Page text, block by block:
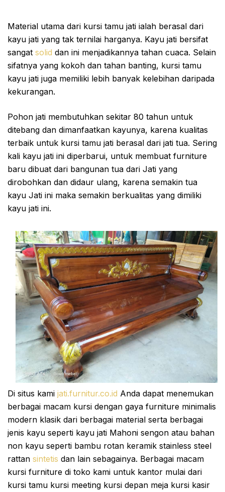
Material utama dari kursi tamu jati ialah berasal dari
kayu jati yang tak ternilai harganya. Kayu jati bersifat
sangat solid dan ini menjadikannya tahan cuaca. Selain
sifatnya yang kokoh dan tahan banting, kursi tamu
kayu jati juga memiliki lebih banyak kelebihan daripada
kekurangan.
Pohon jati membutuhkan sekitar 80 tahun untuk
ditebang dan dimanfaatkan kayunya, karena kualitas
terbaik untuk kursi tamu jati berasal dari jati tua. Sering
kali kayu jati ini diperbarui, untuk membuat furniture
baru dibuat dari bangunan tua dari Jati yang
dirobohkan dan didaur ulang, karena semakin tua
kayu Jati ini maka semakin berkualitas yang dimiliki
kayu jati ini.
Di situs kami jati.furnitur.co.id Anda dapat menemukan
berbagai macam kursi dengan gaya furniture minimalis
modern klasik dari berbagai material serta berbagai
jenis kayu seperti kayu jati Mahoni sengon atau bahan
non kayu seperti bambu rotan keramik stainless steel
rattan sintetis dan lain sebagainya. Berbagai macam
kursi furniture di toko kami untuk kantor mulai dari
kursi tamu kursi meeting kursi depan meja kursi kasir